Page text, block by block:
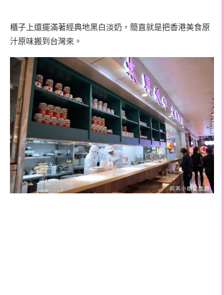
櫃子上還擺滿著經典地黑白淡奶，簡直就是把香港美食原
汁原味搬到台灣來。